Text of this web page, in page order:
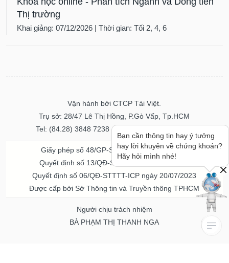
Thị trường
Khai giảng: 07/12/2026 | Thời gian: Tối 2, 4, 6
Vận hành bởi CTCP Tài Việt.
Trụ sở: 28/47 Lê Thị Hồng, P.Gò Vấp, Tp.HCM
Tel: (84.28) 3848 7238 - Fax: (84.28) 3848 7237
Giấy phép số 48/GP-STTTT ngày 04/11/2016
Quyết định số 13/QĐ-STTTT ngày 02/11/2017
Quyết định số 06/QĐ-STTTT-ICP ngày 20/07/2023
Được cấp bởi Sở Thông tin và Truyền thông TPHCM
Người chịu trách nhiệm
BÀ PHẠM THỊ THANH NGA
Bạn cần thông tin hay ý tưởng
hay lời khuyên về chứng khoán?
Hãy hỏi mình nhé!